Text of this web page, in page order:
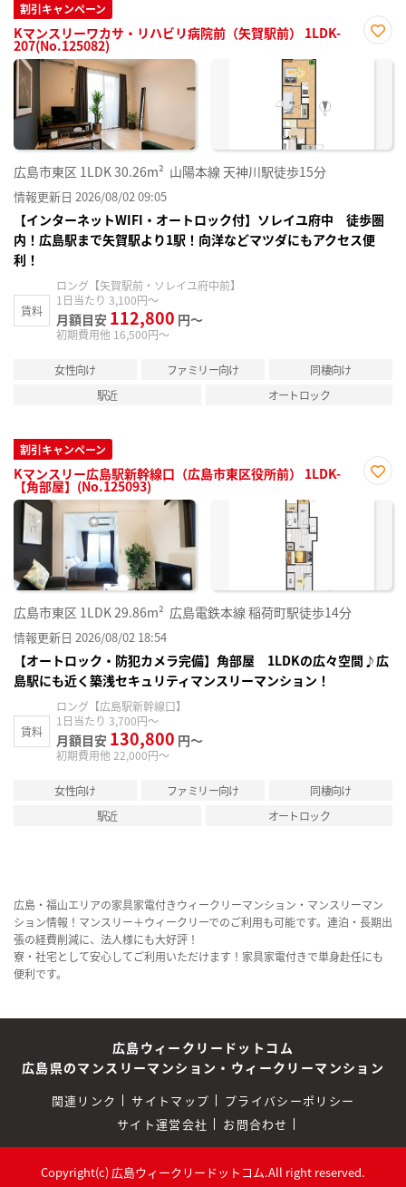
割引キャンペーン
Kマンスリーワカサ・リハビリ病院前（矢賀駅前） 1LDK-
207(No.125082)
に入
広島市東区 1LDK30.26m² 山陽本線 天神川駅徒歩15分
情報更新日 2026/08/02 09:05
【インターネットWIFI・オートロック付】ソレイユ府中 徒歩圏
内！広島駅まで矢賀駅より1駅！向洋などマツダにもアクセス便
利！
賃料
ロング【矢賀駅前・ソレイユ府中前】
1日当たり 3,100円～
月額目安 112,800 円～
初期費用他 16,500円～
女性向け ファミリー向け
同棲向け
駅近
オートロック
割引キャンペーン
Kマンスリー広島駅新幹線口（広島市東区役所前） 1LDK-
【角部屋】(No.125093)
に入
広島市東区 1LDK29.86m² 広島電鉄本線 稲荷町駅徒歩14分
情報更新日 2026/08/02 18:54
【オートロック・防犯カメラ完備】角部屋 1LDKの広々空間♪広
島駅にも近く築浅セキュリティマンスリーマンション！
賃料
ロング【広島駅新幹線口】
1日当たり 3,700円～
月額目安 130,800 円～
初期費用他 22,000円～
女性向け ファミリー向け
同棲向け
駅近
オートロック
広島・福山エリアの家具家電付きウィークリーマンション・マンスリーマン
ション情報！マンスリー＋ウィークリーでのご利用も可能です。連泊・長期出
張の経費削減に、法人様にも大好評！
寮・社宅として安心してご利用いただけます！家具家電付きで単身赴任にも
便利です。
広島ウィークリードットコム
広島県のマンスリーマンション・ウィークリーマンション
関連リンク サイトマップ
プライバシーポリシー
サイト運営会社
お問合わせ
Copyright(c) 広島ウィークリードットコム.All right reserved.